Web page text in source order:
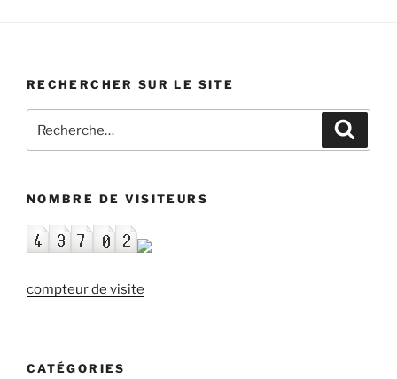
Daffe.
«La
autonome:
ou
🗓
RECHERCHER SUR LE SITE
pour
NOMBRE DE VISITEURS
compteur de visite
CATÉGORIES